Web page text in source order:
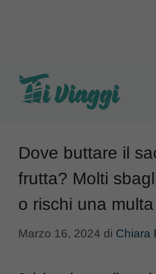
Dove buttare il
frutta? Molti
o rischi una
Marzo 16, 2024 di Chiara